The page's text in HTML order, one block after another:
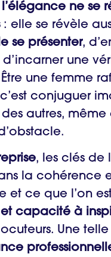
ne se
: elle se révèle
se présenter,
une
une femme
conjuguer
autres, même
, les clés de
la cohérence
et ce que l’on
capacité à
Une